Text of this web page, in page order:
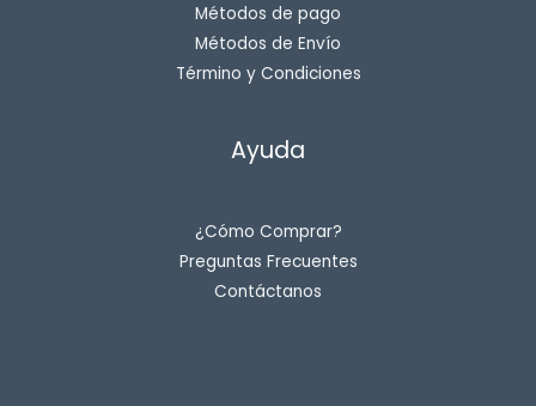
Métodos de pago
Métodos de Envío
Término y Condiciones
Ayuda
¿Cómo Comprar?
Preguntas Frecuentes
Contáctanos